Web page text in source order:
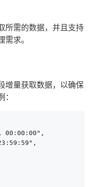
所需的数据，并且支持
求。
增量获取数据，以确保
00:00:00",